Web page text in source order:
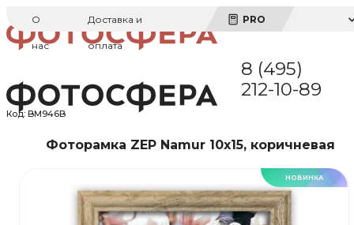
О
нас
Доставка и
оплата
PRO
8 (495)
212-10-89
Код: BM946B
НОВИНКА
Фоторамка ZEP Namur 10x15, коричневая